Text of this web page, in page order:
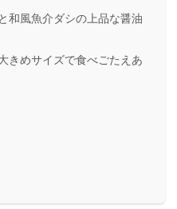
和風魚介ダシの上品な醤油
きめサイズで食べごたえあ